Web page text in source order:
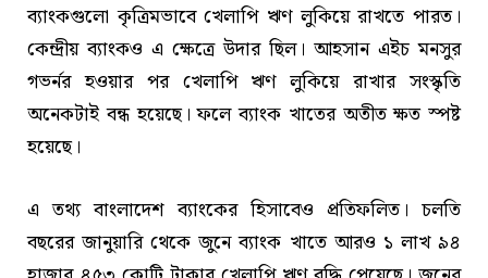
ব্যাংকগুলো কৃত্রিমভাবে খেলাপি ঋণ লুকিয়ে রাখতে পারত।
কেন্দ্রীয় ব্যাংকও এ ক্ষেত্রে উদার ছিল। আহসান এইচ মনসুর
গভর্নর হওয়ার পর খেলাপি ঋণ লুকিয়ে রাখার সংস্কৃতি
অনেকটাই বন্ধ হয়েছে। ফলে ব্যাংক খাতের অতীত ক্ষত স্পষ্ট
হয়েছে।
এ তথ্য বাংলাদেশ ব্যাংকের হিসাবেও প্রতিফলিত। চলতি
বছরের জানুয়ারি থেকে জুনে ব্যাংক খাতে আরও ১ লাখ ৯৪